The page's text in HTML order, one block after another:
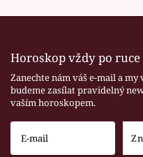
Horoskop vždy po ruce
Zanechte nám váš e-mail a my
budeme zasílat pravidelný
vaším horoskopem.